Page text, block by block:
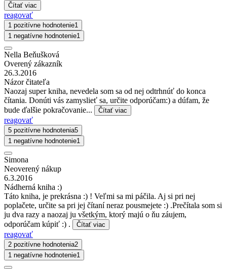
Čítať viac
reagovať
1 pozitívne hodnotenie1
1 negatívne hodnotenie1
Nella Beňušková
Overený zákazník
26.3.2016
Názor čitateľa
Naozaj super kniha, nevedela som sa od nej odtrhnúť do konca
čítania. Donúti vás zamyslieť sa, určite odporúčam:) a dúfam, že
bude ďalšie pokračovanie...
Čítať viac
reagovať
5 pozitívne hodnotenia5
1 negatívne hodnotenie1
Simona
Neoverený nákup
6.3.2016
Nádherná kniha :)
Táto kniha, je prekrásna :) ! Veľmi sa mi páčila. Aj si pri nej
poplačete, určite sa pri jej čítaní neraz pousmejete :) .Prečítala som si
ju dva razy a naozaj ju všetkým, ktorý majú o ňu záujem,
odporúčam kúpiť :) .
Čítať viac
reagovať
2 pozitívne hodnotenia2
1 negatívne hodnotenie1